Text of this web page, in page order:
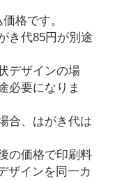
格です。
き代85円が別途
デザインの場
必要になりま
合、はがき代は
の価格で印刷料
ザインを同一カ